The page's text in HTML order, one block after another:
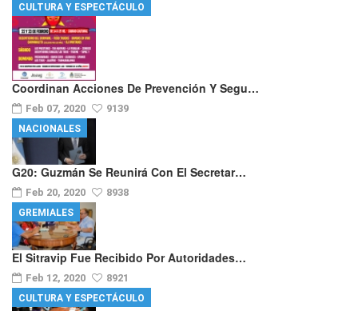
Coordinan Acciones De Prevención Y Segu…
Feb 07, 2020 9139
CULTURA Y ESPECTÁCULO
G20: Guzmán Se Reunirá Con El Secretar…
Feb 20, 2020 8938
NACIONALES
El Sitravip Fue Recibido Por Autoridades…
Feb 12, 2020 8921
GREMIALES
CULTURA Y ESPECTÁCULO